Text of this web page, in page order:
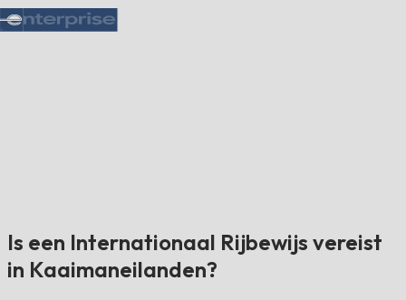
Is een Internationaal Rijbewijs vereist
in Kaaimaneilanden?